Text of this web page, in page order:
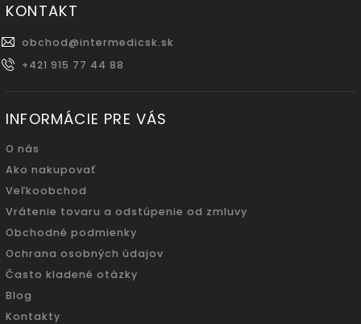
KONTAKT
obchod@intermedicsk.sk
+421 915 77 44 88
INFORMÁCIE PRE VÁS
O nás
Ako nakupovať
Veľkoobchod
Vrátenie tovaru a odstúpenie od zmluvy
Obchodné podmienky
Ochrana osobných údajov
Často kladené otázky
Blog
Kontakty